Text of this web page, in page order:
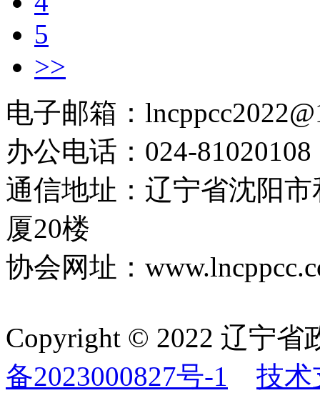
5
>>
电子邮箱：
办公电话：024-81020108
通信地址：辽宁省沈阳
厦20楼
协会网址：
Copyright © 2022 辽宁
备2023000827号-1
技术